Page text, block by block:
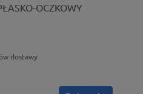
OCZKOWY
dostawy